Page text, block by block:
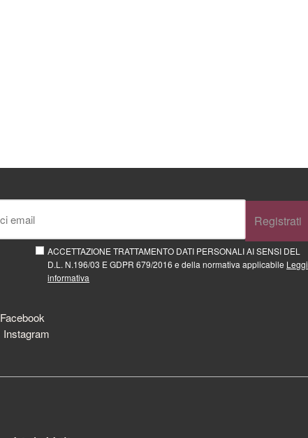
Registrati
ACCETTAZIONE TRATTAMENTO DATI PERSONALI AI SENSI DEL
D.L. N.196/03 E GDPR 679/2016 e della normativa applicabile Leggi
informativa
Facebook
Instagram